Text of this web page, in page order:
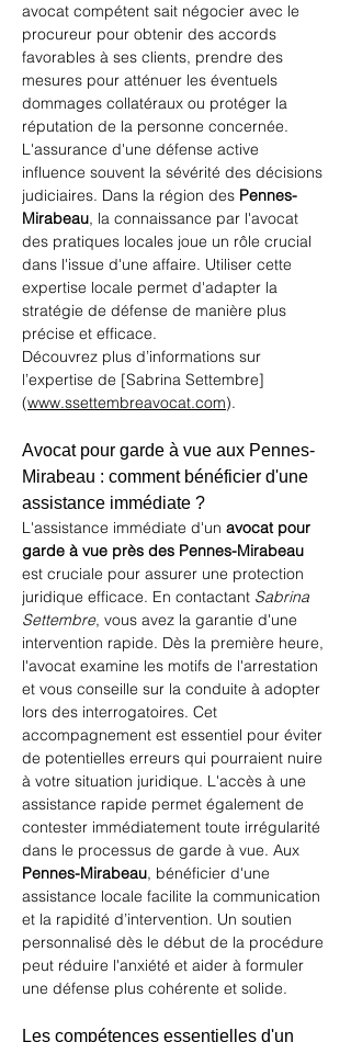
avocat compétent sait négocier avec le
procureur pour obtenir des accords
favorables à ses clients, prendre des
mesures pour atténuer les éventuels
dommages collatéraux ou protéger la
réputation de la personne concernée.
L'assurance d'une défense active
influence souvent la sévérité des décisions
judiciaires. Dans la région des Pennes-
Mirabeau, la connaissance par l'avocat
des pratiques locales joue un rôle crucial
dans l'issue d'une affaire. Utiliser cette
expertise locale permet d'adapter la
stratégie de défense de manière plus
précise et efficace.
Découvrez plus d’informations sur
l’expertise de [Sabrina Settembre]
(www.ssettembreavocat.com).
Avocat pour garde à vue aux Pennes-
Mirabeau : comment bénéficier d'une
assistance immédiate ?
L'assistance immédiate d'un avocat pour
garde à vue près des Pennes-Mirabeau
est cruciale pour assurer une protection
juridique efficace. En contactant Sabrina
Settembre, vous avez la garantie d'une
intervention rapide. Dès la première heure,
l'avocat examine les motifs de l'arrestation
et vous conseille sur la conduite à adopter
lors des interrogatoires. Cet
accompagnement est essentiel pour éviter
de potentielles erreurs qui pourraient nuire
à votre situation juridique. L'accès à une
assistance rapide permet également de
contester immédiatement toute irrégularité
dans le processus de garde à vue. Aux
Pennes-Mirabeau, bénéficier d'une
assistance locale facilite la communication
et la rapidité d’intervention. Un soutien
personnalisé dès le début de la procédure
peut réduire l'anxiété et aider à formuler
une défense plus cohérente et solide.
Les compétences essentielles d'un